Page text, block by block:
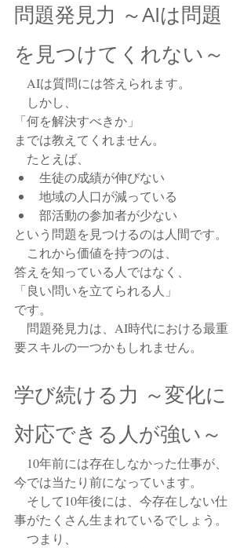
問題発見力 ～AIは問題
を見つけてくれない～
AIは質問には答えられます。
しかし、
「何を解決すべきか」
までは教えてくれません。
たとえば、
生徒の成績が伸びない
地域の人口が減っている
部活動の参加者が少ない
という問題を見つけるのは人間です。
これから価値を持つのは、
答えを知っている人ではなく、
「良い問いを立てられる人」
です。
問題発見力は、AI時代における最重
要スキルの一つかもしれません。
学び続ける力 ～変化に
対応できる人が強い～
10年前には存在しなかった仕事が、
今では当たり前になっています。
そして10年後には、今存在しない仕
事がたくさん生まれているでしょう。
つまり、